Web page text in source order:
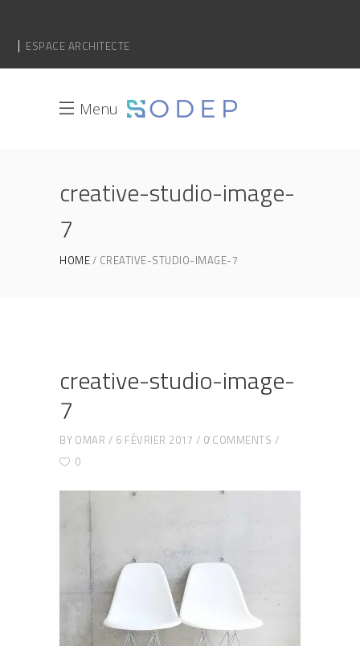
ESPACE ARCHITECTE
Menu
creative-studio-image-
7
HOME CREATIVE-STUDIO-IMAGE-7
creative-studio-image-
7
BY OMAR 6 FÉVRIER 2017
0 COMMENTS
0